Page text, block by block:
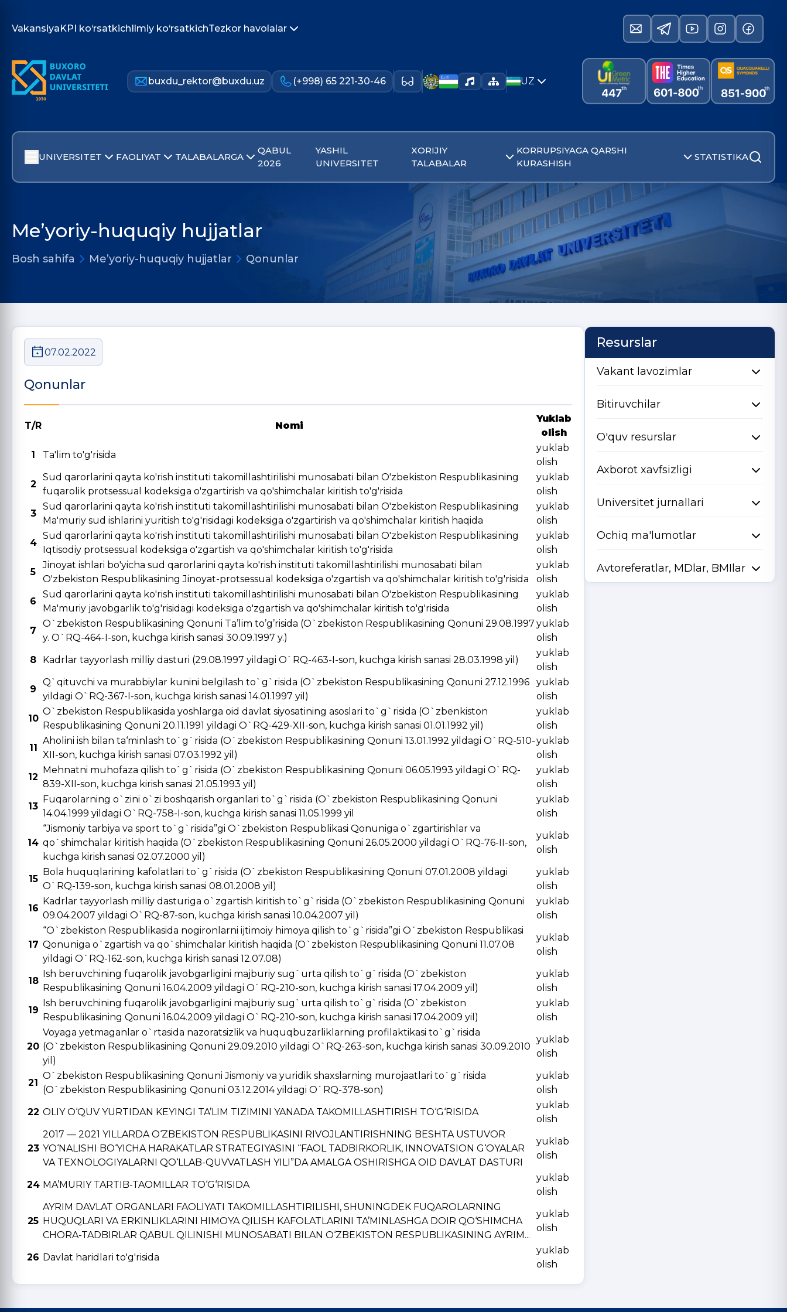
VakansiyaKPI ko‘rsatkichIlmiy ko‘rsatkichTezkor havolalar
buxdu_rektor@buxdu.uz (+998) 65 221-30-46 UZ
UNIVERSITET FAOLIYAT TALABALARGA
QABUL
2026
YASHIL
UNIVERSITET
XORIJIY
TALABALAR
KORRUPSIYAGA QARSHI
KURASHISH
STATISTIKA
Me’yoriy-huquqiy hujjatlar
Bosh sahifa Me’yoriy-huquqiy hujjatlar Qonunlar
07.02.2022
Qonunlar
T/R Nomi
Yuklab
olish
1
Ta'lim to'g'risida
yuklab
olish
2
Sud qarorlarini qayta ko'rish instituti takomillashtirilishi munosabati bilan O'zbekiston Respublikasining
fuqarolik protsessual kodeksiga o'zgartirish va qo'shimchalar kiritish to'g'risida
yuklab
olish
3
Sud qarorlarini qayta ko'rish instituti takomillashtirilishi munosabati bilan O'zbekiston Respublikasining
Ma'muriy sud ishlarini yuritish to'g'risidagi kodeksiga o'zgartirish va qo'shimchalar kiritish haqida
yuklab
olish
4
Sud qarorlarini qayta ko'rish instituti takomillashtirilishi munosabati bilan O'zbekiston Respublikasining
Iqtisodiy protsessual kodeksiga o'zgartish va qo'shimchalar kiritish to'g'risida
yuklab
olish
5
Jinoyat ishlari bo'yicha sud qarorlarini qayta ko'rish instituti takomillashtirilishi munosabati bilan
O'zbekiston Respublikasining Jinoyat-protsessual kodeksiga o'zgartish va qo'shimchalar kiritish to'g'risida
yuklab
olish
6
Sud qarorlarini qayta ko'rish instituti takomillashtirilishi munosabati bilan O'zbekiston Respublikasining
Ma'muriy javobgarlik to'g'risidagi kodeksiga o'zgartish va qo'shimchalar kiritish to'g'risida
yuklab
olish
7
O`zbekiston Respublikasining Qonuni Ta’lim to’g’risida (O`zbekiston Respublikasining Qonuni 29.08.1997
y. O`RQ-464-I-son, kuchga kirish sanasi 30.09.1997 y.)
yuklab
olish
8
Kadrlar tayyorlash milliy dasturi (29.08.1997 yildagi O`RQ-463-I-son, kuchga kirish sanasi 28.03.1998 yil)
yuklab
olish
9
Q`qituvchi va murabbiylar kunini belgilash to`g`risida (O`zbekiston Respublikasining Qonuni 27.12.1996
yildagi O`RQ-367-I-son, kuchga kirish sanasi 14.01.1997 yil)
yuklab
olish
10
O`zbekiston Respublikasida yoshlarga oid davlat siyosatining asoslari to`g`risida (O`zbenkiston
Respublikasining Qonuni 20.11.1991 yildagi O`RQ-429-XII-son, kuchga kirish sanasi 01.01.1992 yil)
yuklab
olish
11
Aholini ish bilan ta‘minlash to`g`risida (O`zbekiston Respublikasining Qonuni 13.01.1992 yildagi O`RQ-510-
XII-son, kuchga kirish sanasi 07.03.1992 yil)
yuklab
olish
12
Mehnatni muhofaza qilish to`g`risida (O`zbekiston Respublikasining Qonuni 06.05.1993 yildagi O`RQ-
839-XII-son, kuchga kirish sanasi 21.05.1993 yil)
yuklab
olish
13
Fuqarolarning o`zini o`zi boshqarish organlari to`g`risida (O`zbekiston Respublikasining Qonuni
14.04.1999 yildagi O`RQ-758-I-son, kuchga kirish sanasi 11.05.1999 yil
yuklab
olish
14
“Jismoniy tarbiya va sport to`g`risida”gi O`zbekiston Respublikasi Qonuniga o`zgartirishlar va
qo`shimchalar kiritish haqida (O`zbekiston Respublikasining Qonuni 26.05.2000 yildagi O`RQ-76-II-son,
kuchga kirish sanasi 02.07.2000 yil)
yuklab
olish
15
Bola huquqlarining kafolatlari to`g`risida (O`zbekiston Respublikasining Qonuni 07.01.2008 yildagi
O`RQ-139-son, kuchga kirish sanasi 08.01.2008 yil)
yuklab
olish
16
Kadrlar tayyorlash milliy dasturiga o`zgartish kiritish to`g`risida (O`zbekiston Respublikasining Qonuni
09.04.2007 yildagi O`RQ-87-son, kuchga kirish sanasi 10.04.2007 yil)
yuklab
olish
17
“O`zbekiston Respublikasida nogironlarni ijtimoiy himoya qilish to`g`risida”gi O`zbekiston Respublikasi
Qonuniga o`zgartish va qo`shimchalar kiritish haqida (O`zbekiston Respublikasining Qonuni 11.07.08
yildagi O`RQ-162-son, kuchga kirish sanasi 12.07.08)
yuklab
olish
18
Ish beruvchining fuqarolik javobgarligini majburiy sug`urta qilish to`g`risida (O`zbekiston
Respublikasining Qonuni 16.04.2009 yildagi O`RQ-210-son, kuchga kirish sanasi 17.04.2009 yil)
yuklab
olish
19
Ish beruvchining fuqarolik javobgarligini majburiy sug`urta qilish to`g`risida (O`zbekiston
Respublikasining Qonuni 16.04.2009 yildagi O`RQ-210-son, kuchga kirish sanasi 17.04.2009 yil)
yuklab
olish
20
Voyaga yetmaganlar o`rtasida nazoratsizlik va huquqbuzarliklarning profilaktikasi to`g`risida
(O`zbekiston Respublikasining Qonuni 29.09.2010 yildagi O`RQ-263-son, kuchga kirish sanasi 30.09.2010
yil)
yuklab
olish
21
O`zbekiston Respublikasining Qonuni Jismoniy va yuridik shaxslarning murojaatlari to`g`risida
(O`zbekiston Respublikasining Qonuni 03.12.2014 yildagi O`RQ-378-son)
yuklab
olish
22 OLIY O‘QUV YURTIDAN KЕYINGI TA’LIM TIZIMINI YANADA TAKOMILLASHTIRISH TO‘G‘RISIDA
yuklab
olish
23
2017 — 2021 YILLARDA O‘ZBЕKISTON RЕSPUBLIKASINI RIVOJLANTIRISHNING BЕSHTA USTUVOR
YO‘NALISHI BO‘YICHA HARAKATLAR STRATЕGIYASINI “FAOL TADBIRKORLIK, INNOVATSION G‘OYALAR
VA TЕXNOLOGIYALARNI QO‘LLAB-QUVVATLASH YILI”DA AMALGA OSHIRISHGA OID DAVLAT DASTURI
yuklab
olish
24 MA’MURIY TARTIB-TAOMILLAR TO‘G‘RISIDA
yuklab
olish
25
AYRIM DAVLAT ORGANLARI FAOLIYATI TAKOMILLASHTIRILISHI, SHUNINGDЕK FUQAROLARNING
HUQUQLARI VA ERKINLIKLARINI HIMOYA QILISH KAFOLATLARINI TA’MINLASHGA DOIR QO‘SHIMCHA
CHORA-TADBIRLAR QABUL QILINISHI MUNOSABATI BILAN O‘ZBЕKISTON RЕSPUBLIKASINING AYRIM...
yuklab
olish
26 Davlat haridlari to'g'risida
yuklab
olish
Resurslar
Vakant lavozimlar
Bitiruvchilar
O'quv resurslar
Axborot xavfsizligi
Universitet jurnallari
Ochiq ma'lumotlar
Avtoreferatlar, MDlar, BMIlar